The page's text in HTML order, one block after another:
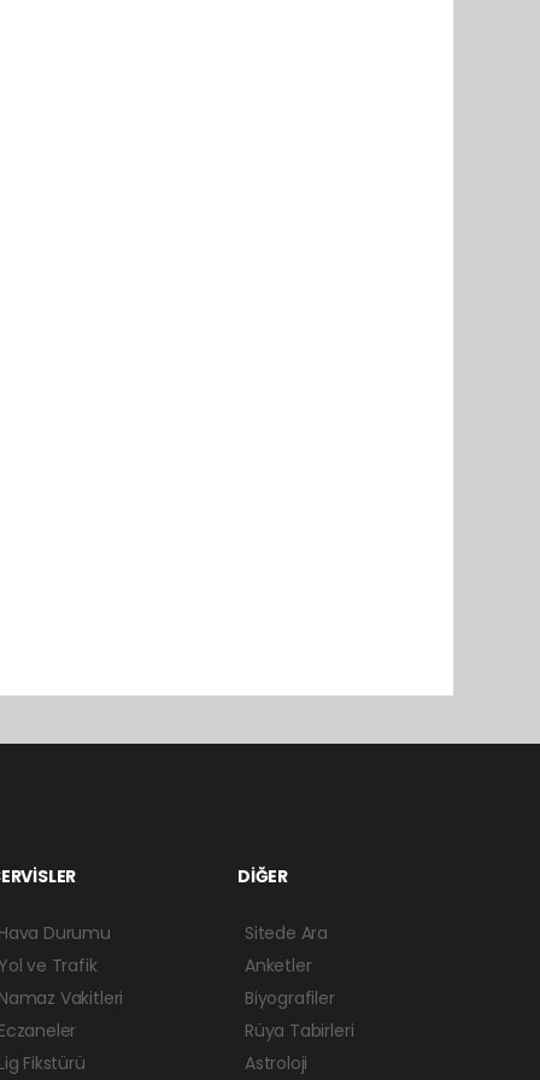
Durumu
ve Trafik
Vakitleri
Fikstürü
DİĞER
Sitede Ara
Anketler
Biyografiler
Rüya Tabirleri
Astroloji